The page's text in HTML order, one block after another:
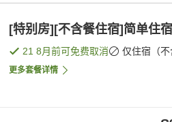
[特别房][不含餐住宿]简单住
21 8月前可免费取消 仅住宿（不
更多套餐详情